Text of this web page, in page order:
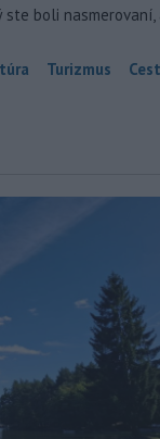
ste boli
Turizmus